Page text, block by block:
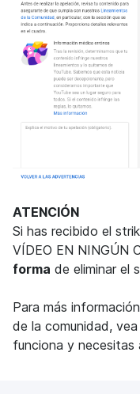
ATENCIÓN
Si has recibido el
VÍDEO EN NINGÚN
forma de eliminar el
Para más
de la comunidad, vea
funciona y necesitas